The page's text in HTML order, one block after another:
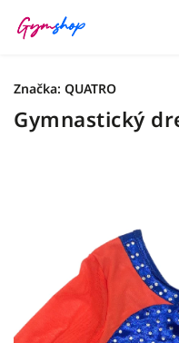
Gymnastický
Značka: QUATRO